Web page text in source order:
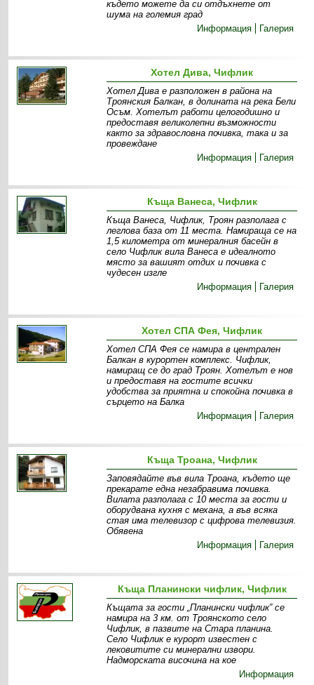
където можете да си отдъхнете от
шума на големия град
Информация
Галерия
Хотел Дива, Чифлик
Хотел Дива е разположен в района на
Троянския Балкан, в долината на река Бели
Осъм. Хотелът работи целогодишно и
предоставя великолепни възможности
както за здравословна почивка, така и за
провеждане
Информация
Галерия
Къща Ванеса, Чифлик
Къща Ванеса, Чифлик, Троян разполага с
леглова база от 11 места. Намираща се на
1,5 километра от минералния басейн в
село Чифлик вила Ванеса е идеалното
място за вашият отдих и почивка с
чудесен изгле
Информация
Галерия
Хотел СПА Фея, Чифлик
Хотел СПА Фея се намира в централен
Балкан в курортен комплекс. Чифлик,
намиращ се до град Троян. Хотелът e нов
и предоставя на гостите всички
удобства за приятна и спокойна почивка в
сърцето на Балка
Информация
Галерия
Къща Троана, Чифлик
Заповядайте във вила Троана, където ще
прекарате една незабравима почивка.
Вилата разполага с 10 места за гости и
оборудвана кухня с механа, а във всяка
стая има телевизор с цифрова телевизия.
Обявена
Информация
Галерия
Къща Планински чифлик, Чифлик
Къщата за гости „Планински чифлик” се
намира на 3 км. от Троянското село
Чифлик, в пазвите на Стара планина.
Село Чифлик е курорт известен с
лековитите си минерални извори.
Надморската височина на кое
Информация